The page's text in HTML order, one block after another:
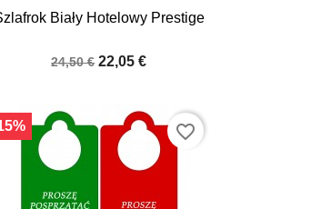
Biały Hotelowy Prestige
24,50 € 22,05 €
Quick view
favorite_border